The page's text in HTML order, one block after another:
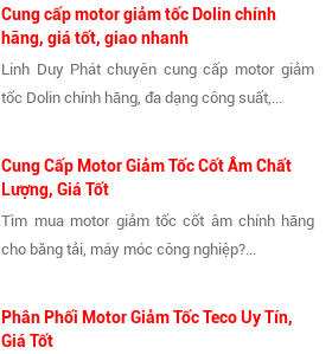
Cung cấp motor giảm tốc Dolin chính
hãng, giá tốt, giao nhanh
Linh Duy Phát chuyên cung cấp motor giảm
tốc Dolin chính hãng, đa dạng công suất,...
Cung Cấp Motor Giảm Tốc Cốt Âm Chất
Lượng, Giá Tốt
Tìm mua motor giảm tốc cốt âm chính hãng
cho băng tải, máy móc công nghiệp?...
Phân Phối Motor Giảm Tốc Teco Uy Tín,
Giá Tốt